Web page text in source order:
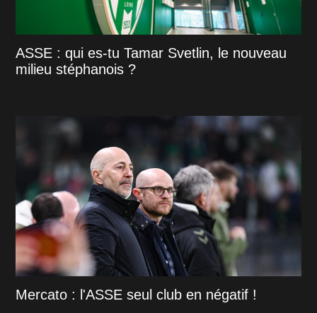
ASSE : qui es-tu Tamar Svetlin, le nouveau
milieu stéphanois ?
Mercato : l'ASSE seul club en négatif !